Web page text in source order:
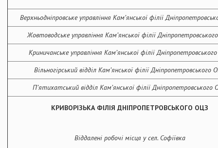
Верхньодніпровське управління Кам’янської філії
Жовтоводське управління Кам’янської філії
Криничанське управління Кам’янської філії
Вільногірський відділ Кам’янської філії Дніпропетровського
П’ятихатський відділ Кам’янської філії Дніпропетровського
КРИВОРІЗЬКА ФІЛІЯ ДНІПРОПЕТРОВСЬКОГО ОЦЗ
Віддалені робочі місця у сел. Софіївка